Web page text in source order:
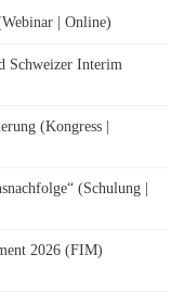
| Online)
Schweizer Interim
(Kongress |
(Schulung |
2026 (FIM)